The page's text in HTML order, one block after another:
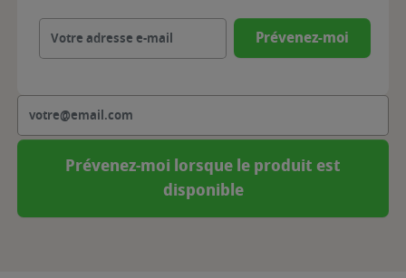
Prévenez-moi
Prévenez-moi lorsque le produit est
disponible